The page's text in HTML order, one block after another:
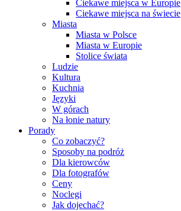
Ciekawe miejsca w Europie
Ciekawe miejsca na świecie
Miasta
Miasta w Polsce
Miasta w Europie
Stolice świata
Ludzie
Kultura
Kuchnia
Języki
W górach
Na łonie natury
Porady
Co zobaczyć?
Sposoby na podróż
Dla kierowców
Dla fotografów
Ceny
Noclegi
Jak dojechać?